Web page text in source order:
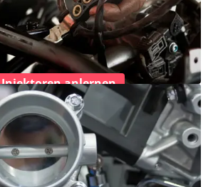
Injektoren anlernen